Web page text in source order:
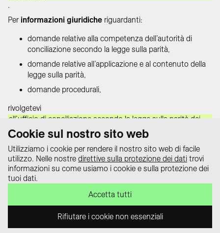
.
Per informazioni giuridiche riguardanti:
domande relative alla competenza dell’autorità di
conciliazione secondo la legge sulla parità,
domande relative all’applicazione e al contenuto della
legge sulla parità,
domande procedurali,
rivolgetevi
all’ufficio di conciliazione secondo la legge sulla parità dei
sessi
del vostro rispettivo cantone o della Confederazione.
Il portale informativo «equality law –
delle/dei delegate/i alla parità.
Cookie sul nostro sito web
Utilizziamo i cookie per rendere il nostro sito web di facile
utilizzo. Nelle nostre direttive sulla protezione dei dati trovi
informazioni su come usiamo i cookie e sulla protezione dei
tuoi dati.
Accetta tutti
Rifiutare i cookie non essenziali